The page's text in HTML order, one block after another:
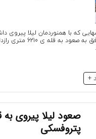
که با همنوردمان لیلا پیروی
ایشان امروز موفق
+
صعود لیلا پیروی به
پتروفسکی